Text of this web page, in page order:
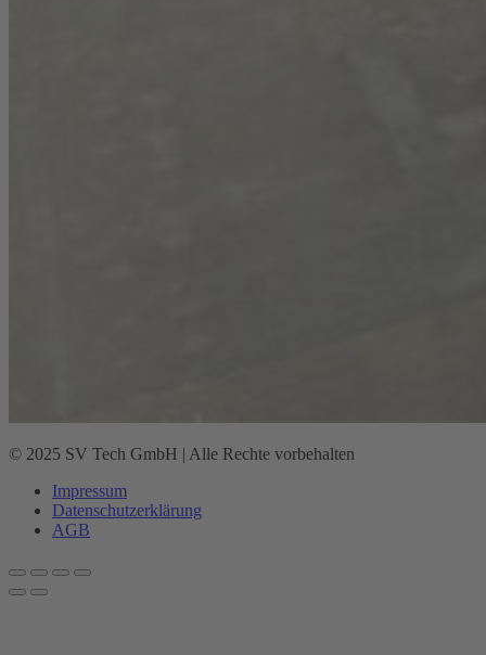
© 2025 SV Tech GmbH | Alle Rechte vorbehalten
Impressum
Datenschutz­erklärung
AGB